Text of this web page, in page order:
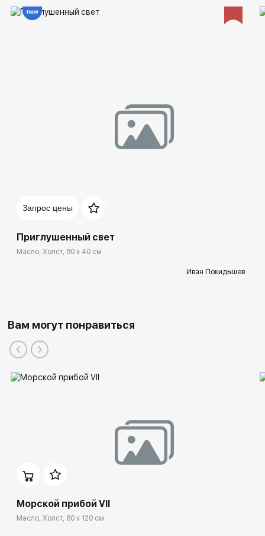
Запрос цены
Приглушенный свет
Масло, Холст, 80 x 40 см
Иван Покидышев
Вам могут понравиться
Морской прибой VII
Масло, Холст, 60 x 120 см